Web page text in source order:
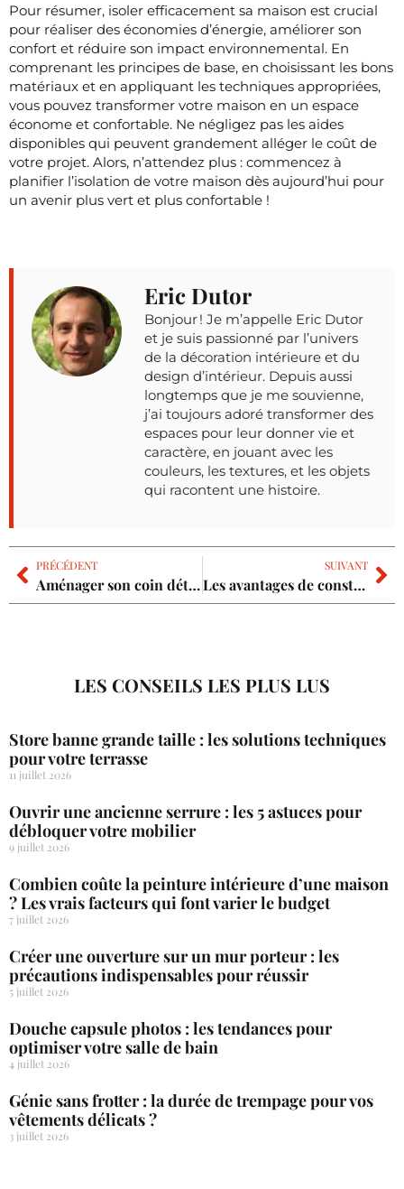
Pour résumer, isoler efficacement sa maison est crucial
pour réaliser des économies d’énergie, améliorer son
confort et réduire son impact environnemental. En
comprenant les principes de base, en choisissant les bons
matériaux et en appliquant les techniques appropriées,
vous pouvez transformer votre maison en un espace
économe et confortable. Ne négligez pas les aides
disponibles qui peuvent grandement alléger le coût de
votre projet. Alors, n’attendez plus : commencez à
planifier l’isolation de votre maison dès aujourd’hui pour
un avenir plus vert et plus confortable !
Eric Dutor
Bonjour ! Je m’appelle Eric Dutor
et je suis passionné par l’univers
de la décoration intérieure et du
design d’intérieur. Depuis aussi
longtemps que je me souvienne,
j’ai toujours adoré transformer des
espaces pour leur donner vie et
caractère, en jouant avec les
couleurs, les textures, et les objets
qui racontent une histoire.
PRÉCÉDENT
Aménager son coin détente parfait au jardin : Conseils et inspirations
SUIVANT
Les avantages de construire sa maison dans le Rhône avec un professionnel local
LES CONSEILS LES PLUS LUS
Store banne grande taille : les solutions techniques
pour votre terrasse
11 juillet 2026
Ouvrir une ancienne serrure : les 5 astuces pour
débloquer votre mobilier
9 juillet 2026
Combien coûte la peinture intérieure d’une maison
? Les vrais facteurs qui font varier le budget
7 juillet 2026
Créer une ouverture sur un mur porteur : les
précautions indispensables pour réussir
5 juillet 2026
Douche capsule photos : les tendances pour
optimiser votre salle de bain
4 juillet 2026
Génie sans frotter : la durée de trempage pour vos
vêtements délicats ?
3 juillet 2026